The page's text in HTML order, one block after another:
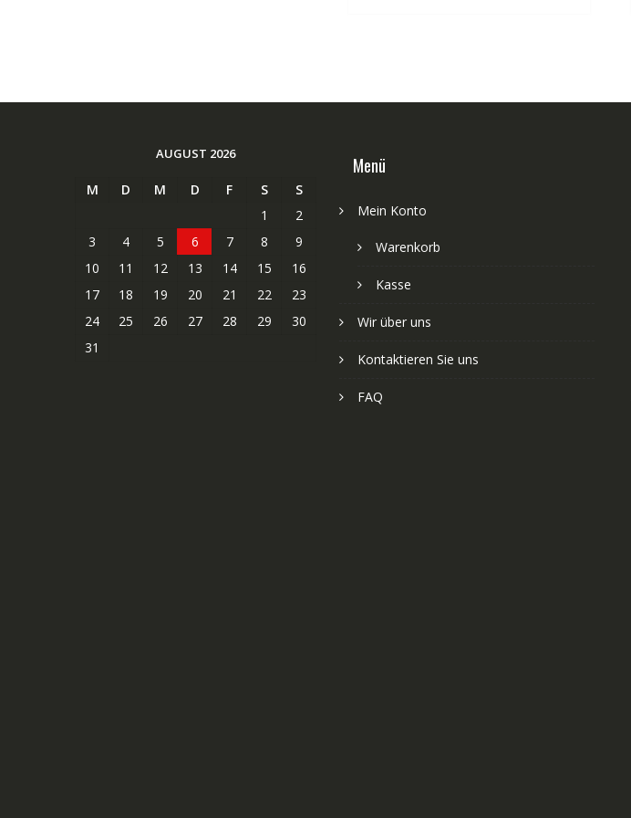
AUGUST 2026
M D M D F S
S
1
2
3
4 5 6 7 8
9
10
11 12 13 14 15
16
17
18 19 20 21 22
23
24
25 26 27 28 29
30
31
Menü
Mein Konto
Warenkorb
Kasse
Wir über uns
Kontaktieren Sie uns
FAQ